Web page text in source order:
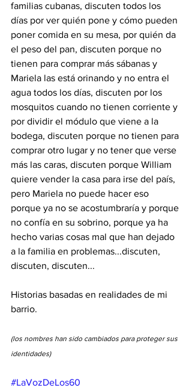
familias cubanas, discuten todos los
días por ver quién pone y cómo pueden
poner comida en su mesa, por quién da
el peso del pan, discuten porque no
tienen para comprar más sábanas y
Mariela las está orinando y no entra el
agua todos los días, discuten por los
mosquitos cuando no tienen corriente y
por dividir el módulo que viene a la
bodega, discuten porque no tienen para
comprar otro lugar y no tener que verse
más las caras, discuten porque William
quiere vender la casa para irse del país,
pero Mariela no puede hacer eso
porque ya no se acostumbraría y porque
no confía en su sobrino, porque ya ha
hecho varias cosas mal que han dejado
a la familia en problemas...discuten,
discuten, discuten...
Historias basadas en realidades de mi
barrio.
(los nombres han sido cambiados para proteger sus
identidades)
#LaVozDeLos60